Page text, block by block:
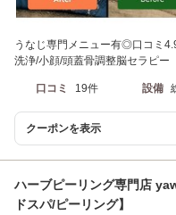
うなじ専門メニュー有◎口コミ
洗浄/小顔/頭蓋骨調整脳セラピー
口コミ 19件 設備
クーポンを表示
ハーブピーリング専門店
ドスパ/ピーリング】